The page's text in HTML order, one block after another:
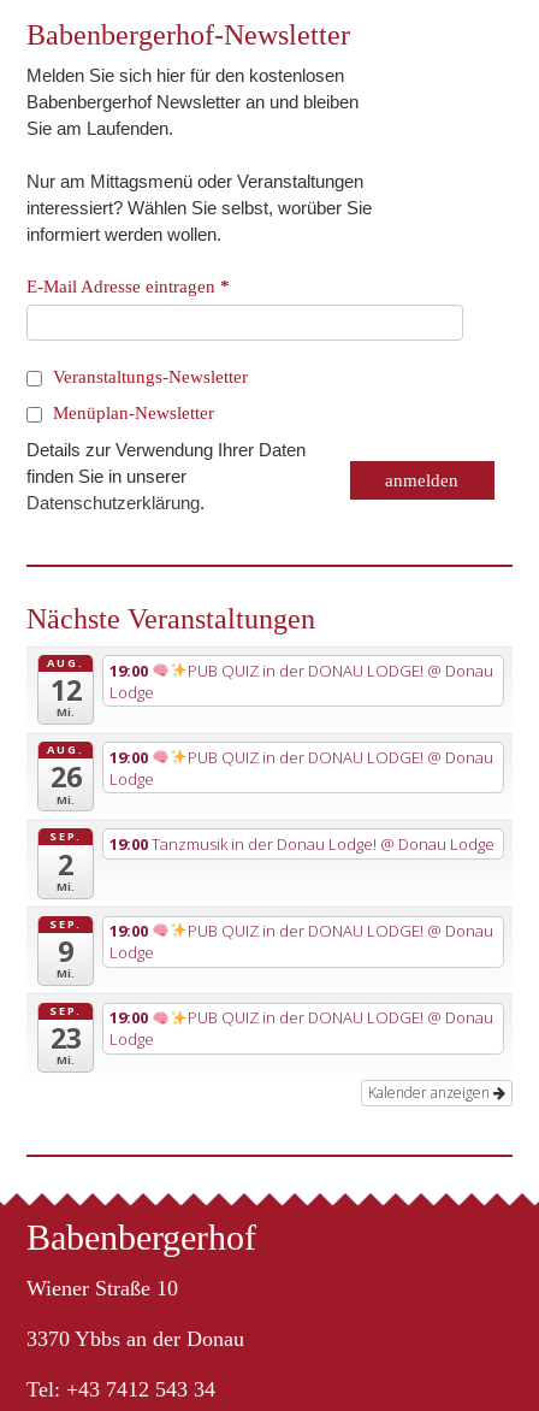
Babenbergerhof-Newsletter
Melden Sie sich hier für den kostenlosen
Babenbergerhof Newsletter an und bleiben
Sie am Laufenden.
Nur am Mittagsmenü oder Veranstaltungen
interessiert? Wählen Sie selbst, worüber Sie
informiert werden wollen.
E-Mail Adresse eintragen*
Veranstaltungs-Newsletter
Menüplan-Newsletter
Details zur Verwendung Ihrer Daten
finden Sie in unserer
Datenschutzerklärung.
Nächste Veranstaltungen
AUG.
12
Mi.
19:00 PUB QUIZ in der DONAU LODGE! @ Donau
Lodge
AUG.
26
Mi.
19:00 PUB QUIZ in der DONAU LODGE! @ Donau
Lodge
SEP.
2
Mi.
19:00Tanzmusik in der Donau Lodge! @ Donau Lodge
SEP.
9
Mi.
19:00 PUB QUIZ in der DONAU LODGE! @ Donau
Lodge
SEP.
23
Mi.
19:00 PUB QUIZ in der DONAU LODGE! @ Donau
Lodge
Kalender anzeigen
Babenbergerhof
Wiener Straße 10
3370 Ybbs an der Donau
Tel: +43 7412 543 34